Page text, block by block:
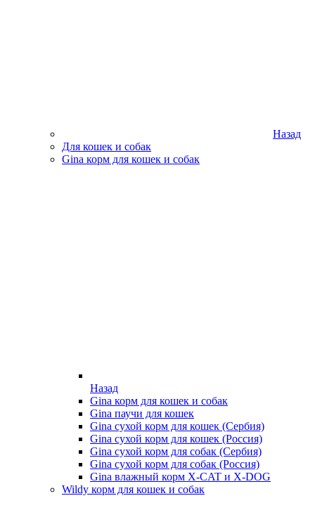
Назад
Для кошек и собак
Gina корм для кошек и собак
Назад
Gina корм для кошек и собак
Gina паучи для кошек
Gina сухой корм для кошек (Сербия)
Gina сухой корм для кошек (Россия)
Gina сухой корм для собак (Сербия)
Gina сухой корм для собак (Россия)
Gina влажный корм X-CAT и X-DOG
Wildy корм для кошек и собак